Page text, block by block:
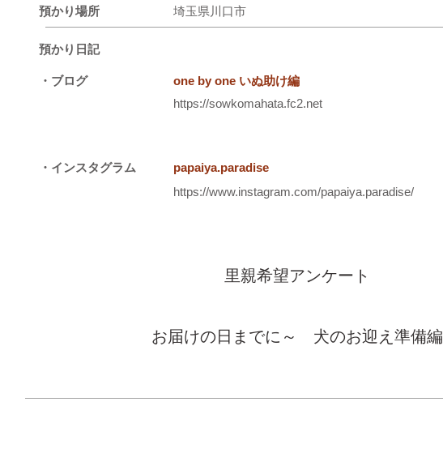
預かり場所 埼玉県川口市
預かり日記
・ブログ
one by one いぬ助け編
https://sowkomahata.fc2.net
・インスタグラム
papaiya.paradise
https://www.instagram.com/papaiya.paradise/
里親希望アンケート
お届けの日までに～ 犬のお迎え準備編